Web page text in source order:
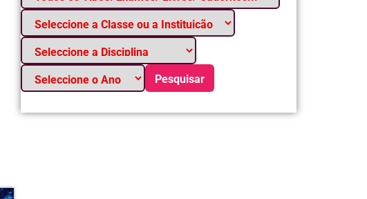
Pesquisar